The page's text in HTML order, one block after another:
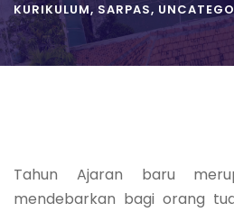
KURIKULUM, SARPAS,
Tahun Ajaran baru
mendebarkan bagi orang